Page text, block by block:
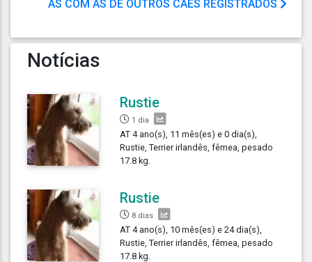
AS COM AS DE OUTROS CÃES REGISTRADOS
Notícias
Rustie
1 dia
AT 4 ano(s), 11 mês(es) e 0 dia(s),
Rustie, Terrier irlandês, fêmea, pesado
17.8 kg.
Rustie
8 dias
AT 4 ano(s), 10 mês(es) e 24 dia(s),
Rustie, Terrier irlandês, fêmea, pesado
17.8 kg.